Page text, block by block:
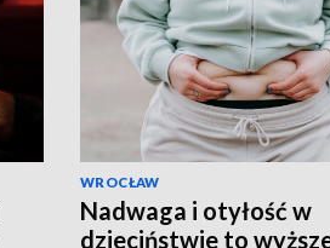
WROCŁAW
Nadwaga i otyłość w
dzieciństwie to